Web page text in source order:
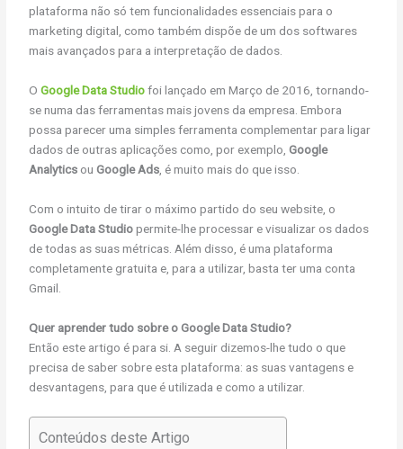
plataforma não só tem funcionalidades essenciais para o
marketing digital, como também dispõe de um dos softwares
mais avançados para a interpretação de dados.
OGoogle Data Studiofoi lançado em Março de 2016, tornando-
se numa das ferramentas mais jovens da empresa. Embora
possa parecer uma simples ferramenta complementar para ligar
dados de outras aplicações como, por exemplo,Google
Analytics ouGoogle Ads , é muito mais do que isso.
Com o intuito de tirar o máximo partido do seu website, o
Google Data Studiopermite-lhe processar e visualizar os dados
de todas as suas métricas. Além disso, é uma plataforma
completamente gratuita e, para a utilizar, basta ter uma conta
Gmail.
Quer aprender tudo sobre o Google Data Studio?
Então este artigo é para si. A seguir dizemos-lhe tudo o que
precisa de saber sobre esta plataforma: as suas vantagens e
desvantagens, para que é utilizada e como a utilizar.
Conteúdos deste Artigo